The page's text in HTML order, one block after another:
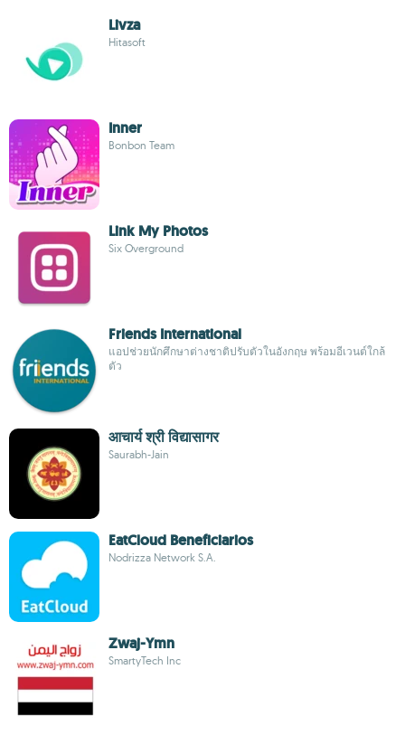
Livza
Hitasoft
Inner
Bonbon Team
Link My Photos
Six Overground
Friends International
แอปช่วยนักศึกษาต่างชาติปรับตัวในอังกฤษ พร้อมอีเวนต์ใกล้
ตัว
आचार्य श्री विद्यासागर
Saurabh-Jain
EatCloud Beneficiarios
Nodrizza Network S.A.
Zwaj-Ymn
SmartyTech Inc